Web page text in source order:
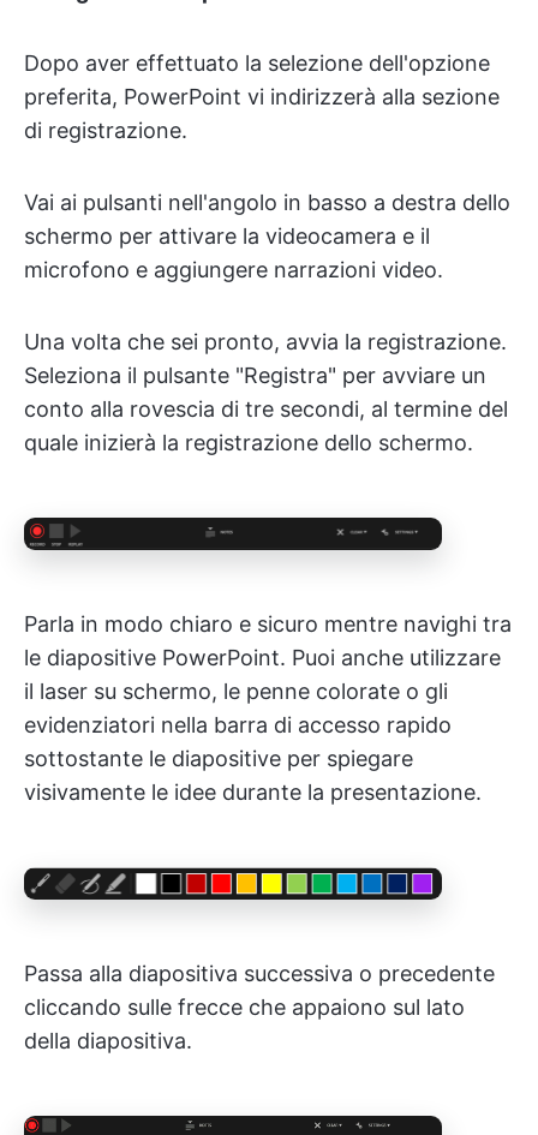
Dopo aver effettuato la selezione dell'opzione
preferita, PowerPoint vi indirizzerà alla sezione
di registrazione.
Vai ai pulsanti nell'angolo in basso a destra dello
schermo per attivare la videocamera e il
microfono e aggiungere narrazioni video.
Una volta che sei pronto, avvia la registrazione.
Seleziona il pulsante "Registra" per avviare un
conto alla rovescia di tre secondi, al termine del
quale inizierà la registrazione dello schermo.
Parla in modo chiaro e sicuro mentre navighi tra
le diapositive PowerPoint. Puoi anche utilizzare
il laser su schermo, le penne colorate o gli
evidenziatori nella barra di accesso rapido
sottostante le diapositive per spiegare
visivamente le idee durante la presentazione.
Passa alla diapositiva successiva o precedente
cliccando sulle frecce che appaiono sul lato
della diapositiva.